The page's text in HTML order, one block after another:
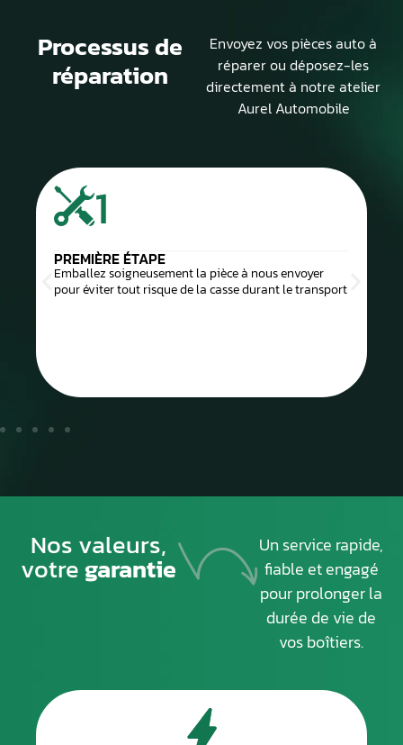
Processus de
réparation
Envoyez vos pièces auto à
réparer ou déposez-les
directement à notre atelier
Aurel Automobile
1
PREMIÈRE ÉTAPE
Emballez soigneusement la pièce à nous envoyer
pour éviter tout risque de la casse durant le transport
Nos valeurs,
votregarantie
Un service rapide,
fiable et engagé
pour prolonger la
durée de vie de
vos boîtiers.